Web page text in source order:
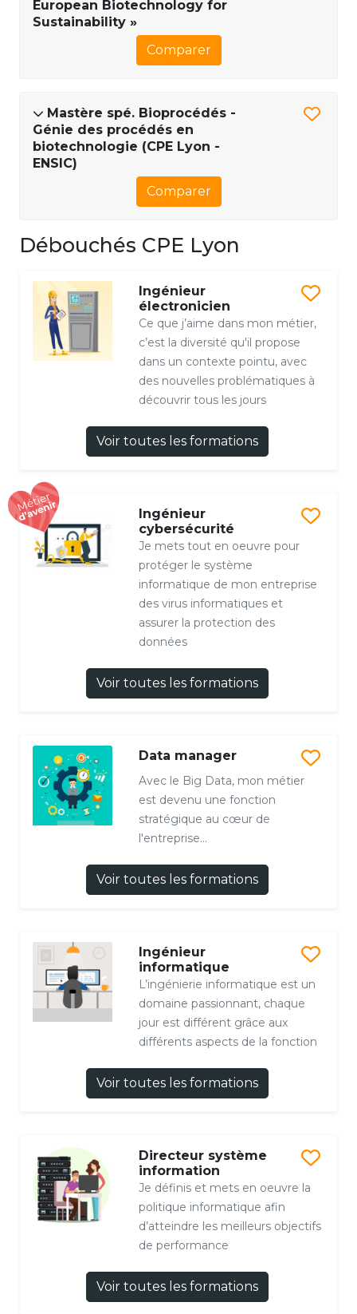
European Biotechnology for
Sustainability »
Comparer
Mastère spé. Bioprocédés -
Génie des procédés en
biotechnologie (CPE Lyon -
ENSIC)
Comparer
Débouchés CPE Lyon
Ingénieur
électronicien
Ce que j’aime dans mon métier,
c’est la diversité qu'il propose
dans un contexte pointu, avec
des nouvelles problématiques à
découvrir tous les jours
Voir toutes les formations
Ingénieur
cybersécurité
Je mets tout en oeuvre pour
protéger le système
informatique de mon entreprise
des virus informatiques et
assurer la protection des
données
Voir toutes les formations
Data manager
Avec le Big Data, mon métier
est devenu une fonction
stratégique au cœur de
l'entreprise...
Voir toutes les formations
Ingénieur
informatique
L’ingénierie informatique est un
domaine passionnant, chaque
jour est différent grâce aux
différents aspects de la fonction
Voir toutes les formations
Directeur système
information
Je définis et mets en oeuvre la
politique informatique afin
d’atteindre les meilleurs objectifs
de performance
Voir toutes les formations